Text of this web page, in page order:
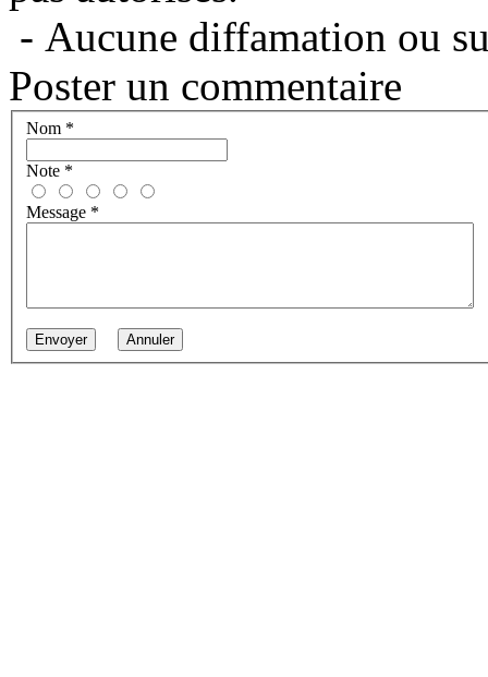
- Aucune diffamation ou
Poster un commentaire
Nom *
Note *
Message *